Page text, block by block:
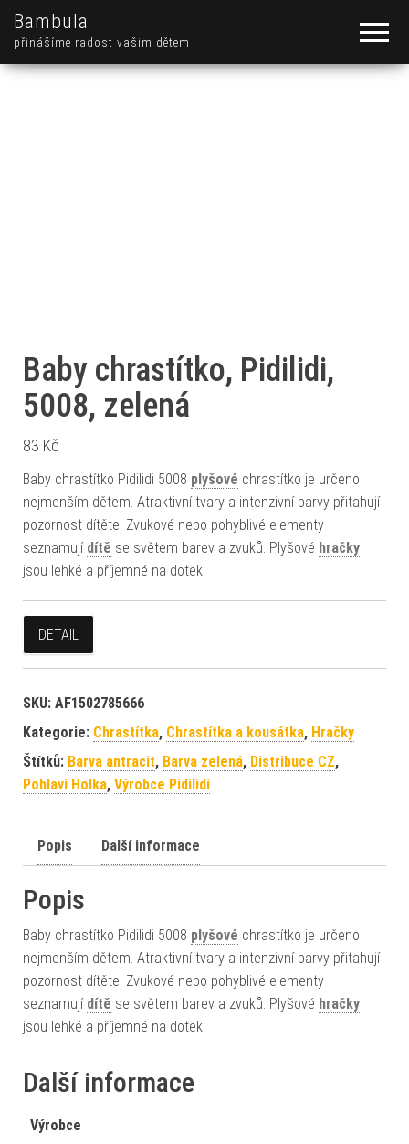
Bambula
přinášíme radost vašim dětem
Baby chrastítko, Pidilidi,
5008, zelená
83 Kč
Baby chrastítko Pidilidi 5008 plyšové chrastítko je určeno
nejmenším dětem. Atraktivní tvary a intenzivní barvy přitahují
pozornost dítěte. Zvukové nebo pohyblivé elementy
seznamují dítě se světem barev a zvuků. Plyšové hračky
jsou lehké a příjemné na dotek.
DETAIL
SKU: AF1502785666
Kategorie: Chrastítka, Chrastítka a kousátka, Hračky
Štítků: Barva antracit, Barva zelená, Distribuce CZ,
Pohlaví Holka, Výrobce Pidilidi
Popis Další informace
Popis
Baby chrastítko Pidilidi 5008 plyšové chrastítko je určeno
nejmenším dětem. Atraktivní tvary a intenzivní barvy přitahují
pozornost dítěte. Zvukové nebo pohyblivé elementy
seznamují dítě se světem barev a zvuků. Plyšové hračky
jsou lehké a příjemné na dotek.
Další informace
Výrobce